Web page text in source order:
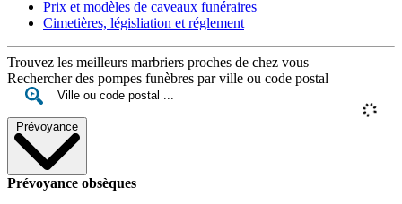
Prix et modèles de caveaux funéraires
Cimetières, législiation et réglement
Trouvez les meilleurs marbriers proches de chez vous
Rechercher des pompes funèbres par ville ou code postal
Prévoyance
Prévoyance obsèques